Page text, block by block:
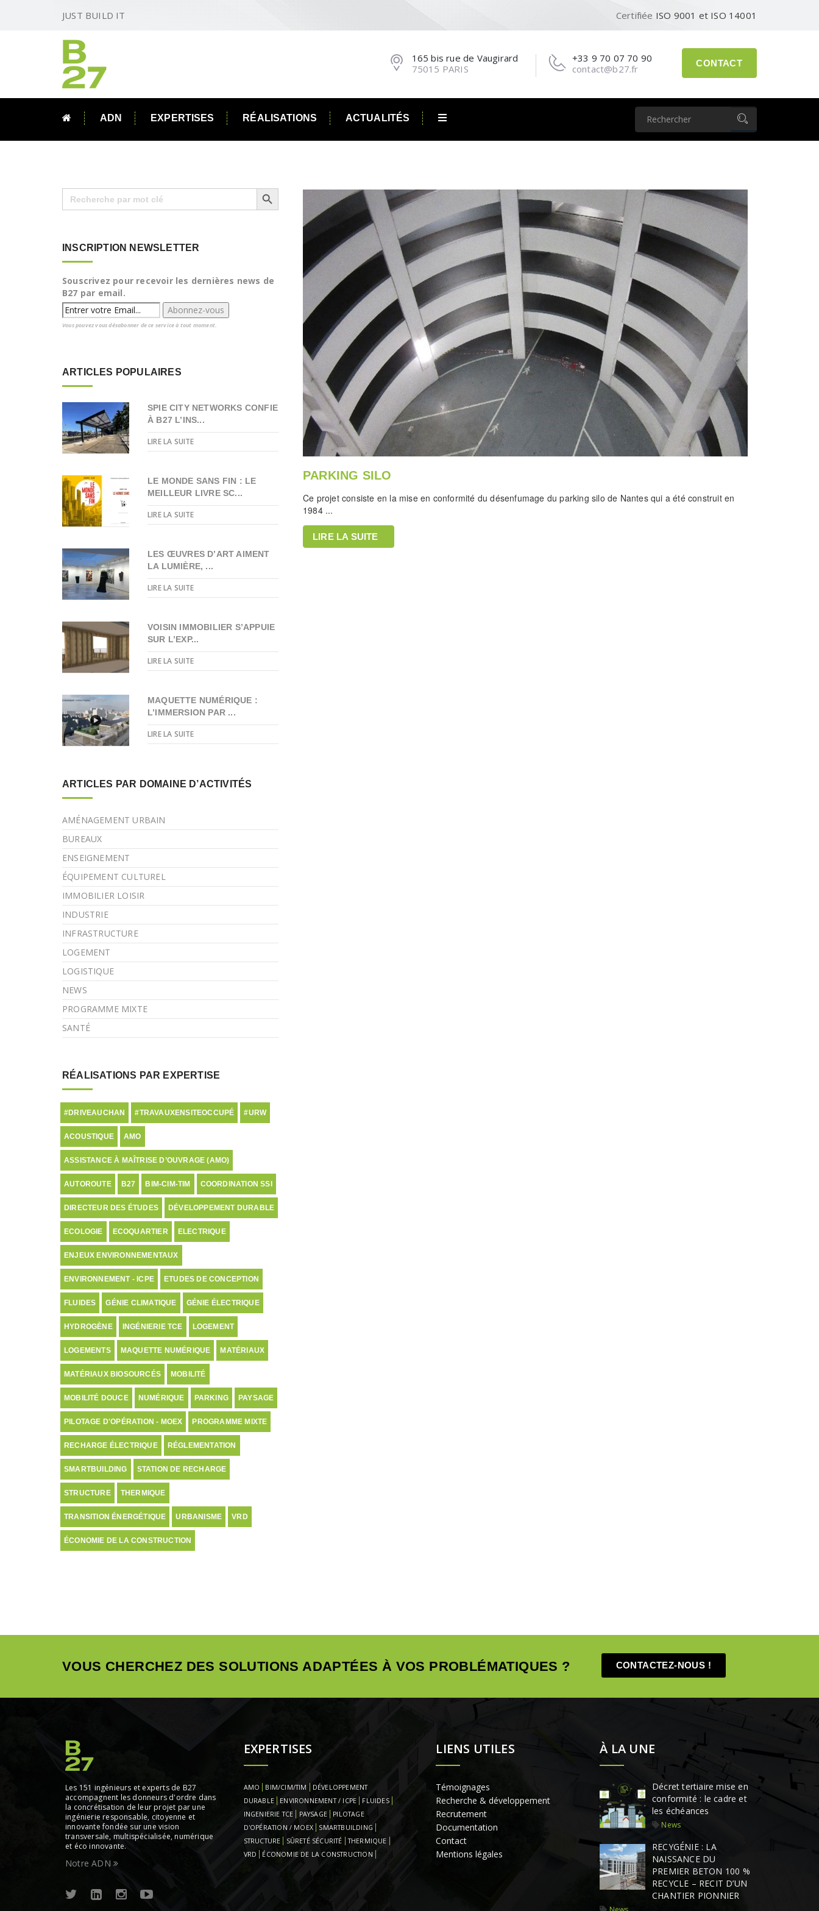
JUST BUILD IT Certifiée ISO 9001 et ISO 14001
CONTACT
+33 9 70 07 70 90
contact@b27.fr
165 bis rue de Vaugirard
75015 PARIS
ADN EXPERTISES RÉALISATIONS ACTUALITÉS
PARKING SILO
Ce projet consiste en la mise en conformité du désenfumage du parking silo de Nantes qui a été construit en
1984 ...
LIRE LA SUITE
Search
for:
Search Button
INSCRIPTION NEWSLETTER
Souscrivez pour recevoir les dernières news de
B27 par email.
Vous pouvez vous désabonner de ce service à tout moment.
ARTICLES POPULAIRES
SPIE CITY NETWORKS CONFIE
À B27 L’INS...
LIRE LA SUITE
LE MONDE SANS FIN : LE
MEILLEUR LIVRE SC...
LIRE LA SUITE
LES ŒUVRES D’ART AIMENT
LA LUMIÈRE, ...
LIRE LA SUITE
VOISIN IMMOBILIER S’APPUIE
SUR L’EXP...
LIRE LA SUITE
MAQUETTE NUMÉRIQUE :
L’IMMERSION PAR ...
LIRE LA SUITE
ARTICLES PAR DOMAINE D’ACTIVITÉS
AMÉNAGEMENT URBAIN
BUREAUX
ENSEIGNEMENT
ÉQUIPEMENT CULTUREL
IMMOBILIER LOISIR
INDUSTRIE
INFRASTRUCTURE
LOGEMENT
LOGISTIQUE
NEWS
PROGRAMME MIXTE
SANTÉ
RÉALISATIONS PAR EXPERTISE
#DRIVEAUCHAN #TRAVAUXENSITEOCCUPÉ #URW
ACOUSTIQUE AMO
ASSISTANCE À MAÎTRISE D’OUVRAGE (AMO)
AUTOROUTE B27 BIM-CIM-TIM COORDINATION SSI
DIRECTEUR DES ÉTUDES DÉVELOPPEMENT DURABLE
ECOLOGIE ECOQUARTIER ELECTRIQUE
ENJEUX ENVIRONNEMENTAUX
ENVIRONNEMENT - ICPE ETUDES DE CONCEPTION
FLUIDES GÉNIE CLIMATIQUE GÉNIE ÉLECTRIQUE
HYDROGÈNE INGÉNIERIE TCE LOGEMENT
LOGEMENTS MAQUETTE NUMÉRIQUE MATÉRIAUX
MATÉRIAUX BIOSOURCÉS MOBILITÉ
MOBILITÉ DOUCE NUMÉRIQUE PARKING PAYSAGE
PILOTAGE D'OPÉRATION - MOEX PROGRAMME MIXTE
RECHARGE ÉLECTRIQUE RÉGLEMENTATION
SMARTBUILDING STATION DE RECHARGE
STRUCTURE THERMIQUE
TRANSITION ÉNERGÉTIQUE URBANISME VRD
ÉCONOMIE DE LA CONSTRUCTION
VOUS CHERCHEZ DES SOLUTIONS ADAPTÉES À VOS PROBLÉMATIQUES ? CONTACTEZ-NOUS !
Les 151 ingénieurs et experts de B27
accompagnent les donneurs d'ordre dans
la concrétisation de leur projet par une
ingénierie responsable, citoyenne et
innovante fondée sur une vision
transversale, multispécialisée, numérique
et éco innovante.
Notre ADN
EXPERTISES
AMO BIM/CIM/TIM
DÉVELOPPEMENT
DURABLE
ENVIRONNEMENT / ICPE
FLUIDES
INGENIERIE TCE
PAYSAGE
PILOTAGE
D'OPÉRATION / MOEX
SMARTBUILDING
STRUCTURE
SÛRETÉ SÉCURITÉ
THERMIQUE
VRD
ÉCONOMIE DE LA CONSTRUCTION
LIENS UTILES
Témoignages
Recherche & développement
Recrutement
Documentation
Contact
Mentions légales
À LA UNE
Décret tertiaire mise en
conformité : le cadre et
les échéances
News
RECYGÉNIE : LA
NAISSANCE DU
PREMIER BETON 100 %
RECYCLE – RECIT D’UN
CHANTIER PIONNIER